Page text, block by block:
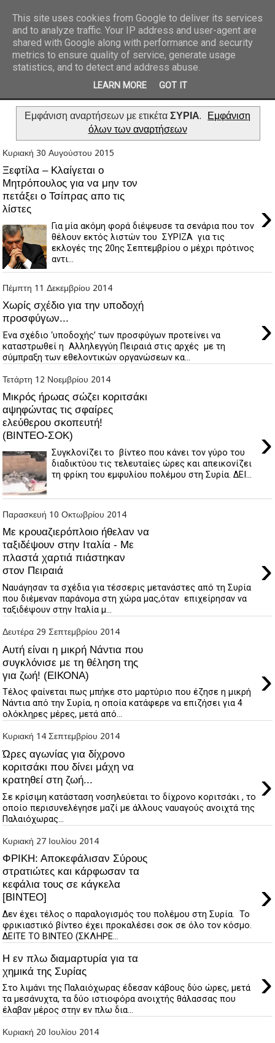
REPORTAZ NET
Εμφάνιση αναρτήσεων με ετικέτα ΣΥΡΙΑ.
Εμφάνιση
όλων των αναρτήσεων
Κυριακή 30 Αυγούστου 2015
Ξεφτίλα – Κλαίγεται ο
Μητρόπουλος για να μην τον
πετάξει ο Τσίπρας απο τις
λίστες
›
Για μία ακόμη φορά διέψευσε τα σενάρια που τον
θέλουν εκτός λιστών του ΣΥΡΙΖΑ για τις
εκλογές της 20ης Σεπτεμβρίου ο μέχρι πρότινος
αντι...
Πέμπτη 11 Δεκεμβρίου 2014
Χωρίς σχέδιο για την υποδοχή
προσφύγων...
›
Ένα σχέδιο ‘υποδοχής’ των προσφύγων προτείνει να
καταστρωθεί η Αλληλεγγύη Πειραιά στις αρχές με τη
σύμπραξη των εθελοντικών οργανώσεων κα...
Τετάρτη 12 Νοεμβρίου 2014
Mικρός ήρωας σώζει κοριτσάκι
αψηφώντας τις σφαίρες
ελεύθερου σκοπευτή!
(BINTEO-ΣΟΚ)
›
Συγκλονίζει το βίντεο που κάνει τον γύρο του
διαδικτύου τις τελευταίες ώρες και απεικονίζει
τη φρίκη του εμφυλίου πολέμου στη Συρία. ΔΕΙ...
Παρασκευή 10 Οκτωβρίου 2014
Με κρουαζιερόπλοιο ήθελαν να
ταξιδέψουν στην Ιταλία - Με
πλαστά χαρτιά πιάστηκαν
στον Πειραιά
›
Ναυάγησαν τα σχέδια για τέσσερις μετανάστες από τη Συρία
που διέμεναν παράνομα στη χώρα μας,όταν επιχείρησαν να
ταξιδέψουν στην Ιταλία μ...
Δευτέρα 29 Σεπτεμβρίου 2014
Αυτή είναι η μικρή Νάντια που
συγκλόνισε με τη θέληση της
για ζωή! (ΕΙΚΟΝΑ)
›
Τέλος φαίνεται πως μπήκε στο μαρτύριο που έζησε η μικρή
Νάντια από την Συρία, η οποία κατάφερε να επιζήσει για 4
ολόκληρες μέρες, μετά από...
Κυριακή 14 Σεπτεμβρίου 2014
Ώρες αγωνίας για δίχρονο
κοριτσάκι που δίνει μάχη να
κρατηθεί στη ζωή...
›
Σε κρίσιμη κατάσταση νοσηλεύεται το δίχρονο κοριτσάκι , το
οποίο περισυνελέγησε μαζί με άλλους ναυαγούς ανοιχτά της
Παλαιόχωρας...
Κυριακή 27 Ιουλίου 2014
ΦΡΙΚΗ: Αποκεφάλισαν Σύρους
στρατιώτες και κάρφωσαν τα
κεφάλια τους σε κάγκελα
[ΒΙΝΤΕΟ]
›
Δεν έχει τέλος ο παραλογισμός του πολέμου στη Συρία. Το
φρικιαστικό βίντεο έχει προκαλέσει σοκ σε όλο τον κόσμο.
ΔΕΙΤΕ ΤΟ ΒΙΝΤΕΟ (ΣΚΛΗΡΕ...
Η εν πλω διαμαρτυρία για τα
χημικά της Συρίας
›
Στο λιμάνι της Παλαιόχωρας έδεσαν κάβους δύο ώρες, μετά
τα μεσάνυχτα, τα δύο ιστιοφόρα ανοιχτής θάλασσας που
έλαβαν μέρος στην εν πλω δια...
Κυριακή 20 Ιουλίου 2014
This site uses cookies from Google to deliver its services
and to analyze traffic. Your IP address and user-agent are
shared with Google along with performance and security
metrics to ensure quality of service, generate usage
statistics, and to detect and address abuse.
LEARN MORE GOT IT